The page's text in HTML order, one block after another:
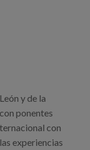
y de la
ponentes
con
experiencias